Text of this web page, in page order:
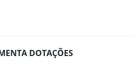
DOTAÇÕES